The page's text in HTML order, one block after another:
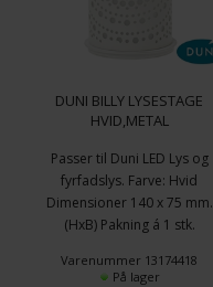
DUNI BILLY LYSESTAGE
HVID,METAL
Passer til Duni LED Lys og
fyrfadslys. Farve: Hvid
Dimensioner 140 x 75 mm.
(HxB) Pakning á 1 stk.
Varenummer 13174418
På lager